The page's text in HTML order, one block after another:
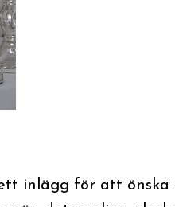
inlägg för att önska